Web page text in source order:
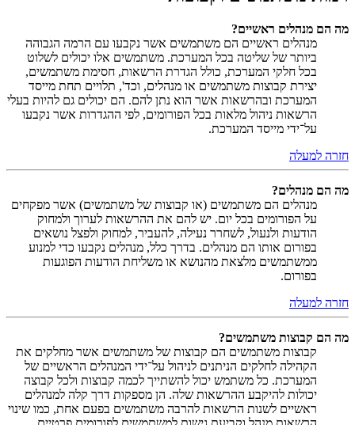
מה הם מנהלים ראשיים?
מנהלים ראשיים הם משתמשים אשר נקבעו עם הרמה הגבוהה
ביותר של שליטה בכל המערכת. משתמשים אלו יכולים לשלוט
בכל חלקי המערכת, כולל הגדרת הרשאות, חסימת משתמשים,
יצירת קבוצות משתמשים או מנהלים, וכד', תלויים תחת מייסד
המערכת ובהרשאות אשר הוא נתן להם. הם יכולים גם להיות בעלי
הרשאות ניהול מלאות בכל הפורומים, לפי ההגדרות אשר נקבעו
על־ידי מייסד המערכת.
חזרה למעלה
מה הם מנהלים?
מנהלים הם משתמשים (או קבוצות של משתמשים) אשר מפקחים
על הפורומים בכל יום. יש להם את ההרשאות לערוך ולמחוק
הודעות ולנעול, לשחרר נעילה, להעביר, למחוק ולפצל נושאים
בפורום אותו הם מנהלים. בדרך כלל, מנהלים נקבעו כדי למנוע
ממשתמשים מלצאת מהנושא או משליחת הודעות הפוגעות
בפורום.
חזרה למעלה
מה הם קבוצות משתמשים?
קבוצות משתמשים הם קבוצות של משתמשים אשר מחלקים את
הקהילה לחלקים הניתנים לניהול על־ידי המנהלים הראשיים של
המערכת. כל משתמש יכול להשתייך לכמה קבוצות ולכל קבוצה
יכולות להיקבע ההרשאות שלה. הן מספקות דרך קלה למנהלים
ראשיים לשנות הרשאות להרבה משתמשים בפעם אחת, כמו שינוי